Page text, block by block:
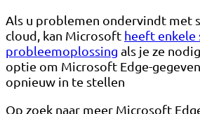
Als u problemen ondervindt met
cloud, kan Microsoft heeft enkele
probleemoplossing als je ze
optie om Microsoft Edge-
opnieuw in te stellen
Op zoek naar meer Microsoft